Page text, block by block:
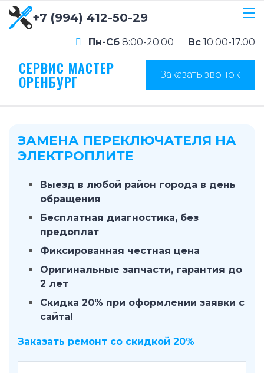
+7 (994) 412-50-29
Пн-Сб 8:00-20:00 Вс 10:00-17.00
СЕРВИС МАСТЕР
ОРЕНБУРГ Заказать звонок
ЗАМЕНА ПЕРЕКЛЮЧАТЕЛЯ НА
ЭЛЕКТРОПЛИТЕ
Выезд в любой район города в день
обращения
Бесплатная диагностика, без
предоплат
Фиксированная честная цена
Оригинальные запчасти, гарантия до
2 лет
Скидка 20% при оформлении заявки с
сайта!
Заказать ремонт со скидкой 20%